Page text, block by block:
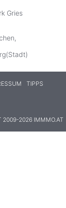
Gries
TIPPS
2009-2026 IMMMO.AT